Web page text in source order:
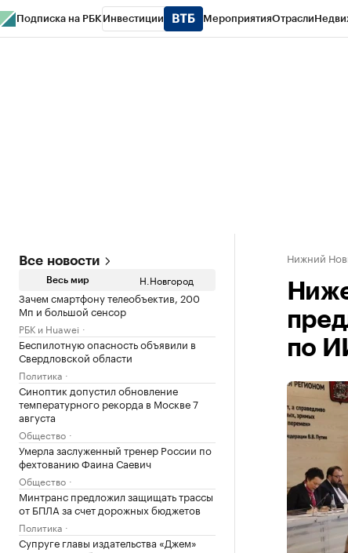
Подписка на РБК Инвестиции МероприятияОтрасли
Все новости
Весь мир Н.Новгород
Зачем смартфону телеобъектив, 200
Мп и большой сенсор
РБК и Huawei
Беспилотную опасность объявили в
Свердловской области
Политика
Синоптик допустил обновление
температурного рекорда в Москве 7
августа
Общество
Умерла заслуженный тренер России по
фехтованию Фаина Саевич
Общество
Минтранс предложил защищать трассы
от БПЛА за счет дорожных бюджетов
Политика
Супруге главы издательства «Джем»
Нижний
по